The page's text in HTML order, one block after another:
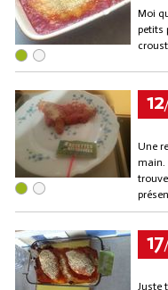
Moi
petits
12
Une
main.
17
Juste